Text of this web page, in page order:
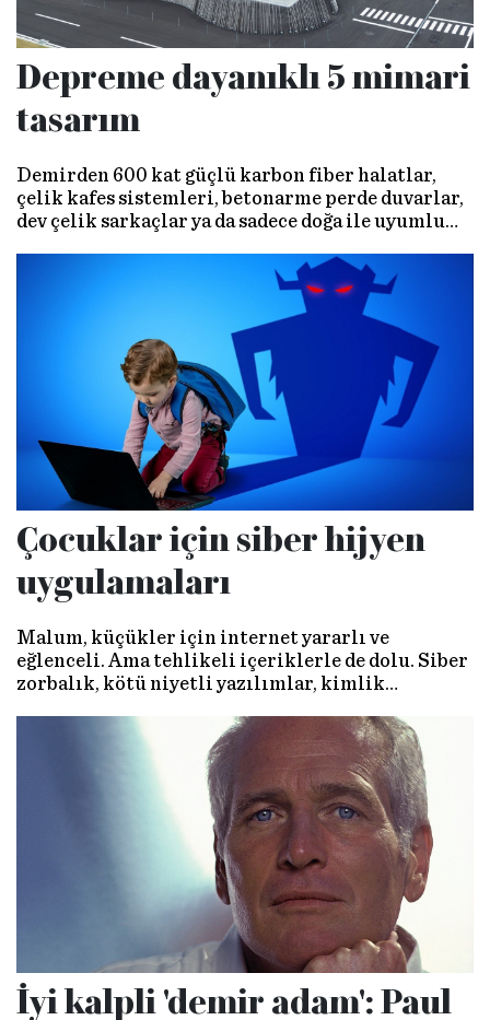
Depreme dayanıklı 5 mimari
tasarım
Demirden 600 kat güçlü karbon fiber halatlar,
çelik kafes sistemleri, betonarme perde duvarlar,
dev çelik sarkaçlar ya da sadece doğa ile uyumlu
olmamasının çok fazla yolu var...
Çocuklar için siber hijyen
uygulamaları
Malum, küçükler için internet yararlı ve
eğlenceli. Ama tehlikeli içeriklerle de dolu. Siber
zorbalık, kötü niyetli yazılımlar, kimlik
birkaçı. Peki ebeveynler bu süreci nasıl
İyi kalpli 'demir adam': Paul